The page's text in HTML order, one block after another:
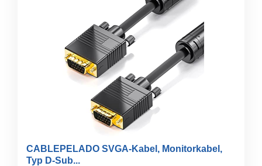
CABLEPELADO SVGA-Kabel, Monitorkabel,
Typ D-Sub...